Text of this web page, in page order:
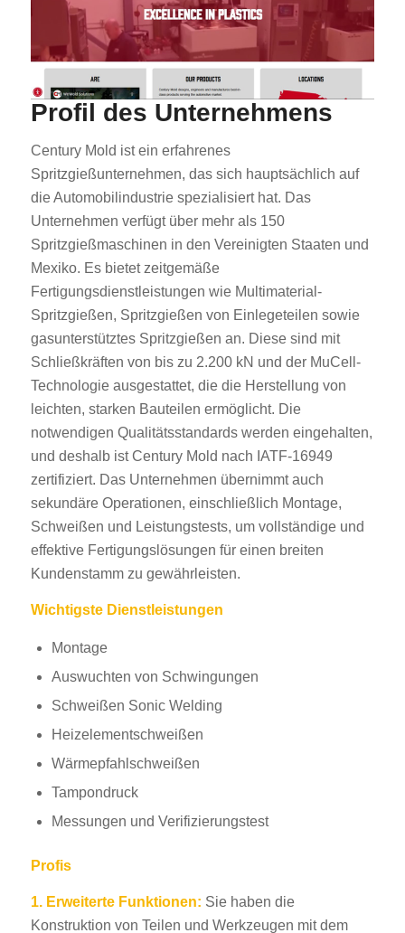
Profil des Unternehmens
Century Mold ist ein erfahrenes
Spritzgießunternehmen, das sich hauptsächlich auf
die Automobilindustrie spezialisiert hat. Das
Unternehmen verfügt über mehr als 150
Spritzgießmaschinen in den Vereinigten Staaten und
Mexiko. Es bietet zeitgemäße
Fertigungsdienstleistungen wie Multimaterial-
Spritzgießen, Spritzgießen von Einlegeteilen sowie
gasunterstütztes Spritzgießen an. Diese sind mit
Schließkräften von bis zu 2.200 kN und der MuCell-
Technologie ausgestattet, die die Herstellung von
leichten, starken Bauteilen ermöglicht. Die
notwendigen Qualitätsstandards werden eingehalten,
und deshalb ist Century Mold nach IATF-16949
zertifiziert. Das Unternehmen übernimmt auch
sekundäre Operationen, einschließlich Montage,
Schweißen und Leistungstests, um vollständige und
effektive Fertigungslösungen für einen breiten
Kundenstamm zu gewährleisten.
Wichtigste Dienstleistungen
Montage
Auswuchten von Schwingungen
Schweißen Sonic Welding
Heizelementschweißen
Wärmepfahlschweißen
Tampondruck
Messungen und Verifizierungstest
Profis
1. Erweiterte Funktionen: Sie haben die
Konstruktion von Teilen und Werkzeugen mit dem